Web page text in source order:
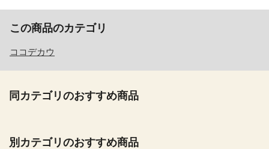
この商品のカテゴリ
ココデカウ
同カテゴリのおすすめ商品
別カテゴリのおすすめ商品